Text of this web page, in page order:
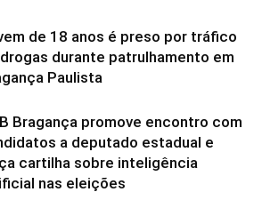
de 18 anos é preso por tráfico
durante patrulhamento em
Paulista
Bragança promove encontro com
a deputado estadual e
cartilha sobre inteligência
nas eleições